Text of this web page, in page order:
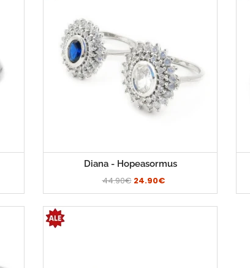
Diana - Hopeasormus
44.90€ 24.90€